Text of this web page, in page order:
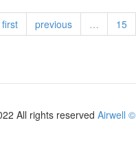
first previous … 15
All rights reserved Airwell ©